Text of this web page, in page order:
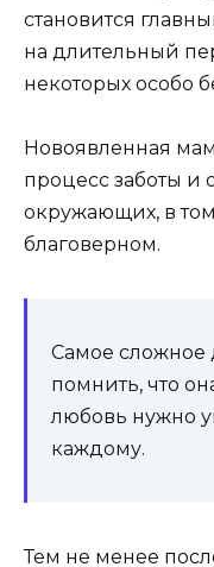
становится
на длительный
некоторых особо
Новоявленная
процесс заботы и
окружающих, в
благоверном.
Самое сложное
помнить, что
любовь нужно
каждому.
Тем не менее